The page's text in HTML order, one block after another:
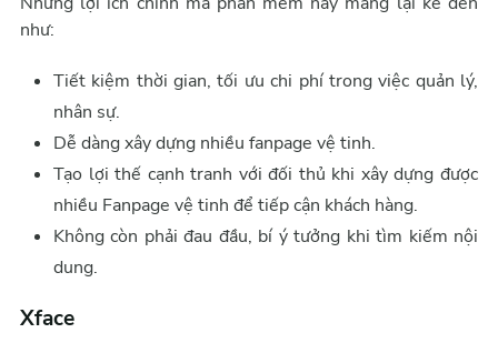
như:
Tiết kiệm thời gian, tối ưu chi phí trong việc quản lý,
nhân sự.
Dễ dàng xây dựng nhiều fanpage vệ tinh.
Tạo lợi thế cạnh tranh với đối thủ khi xây dựng được
nhiều Fanpage vệ tinh để tiếp cận khách hàng.
Không còn phải đau đầu, bí ý tưởng khi tìm kiếm nội
dung.
Xface